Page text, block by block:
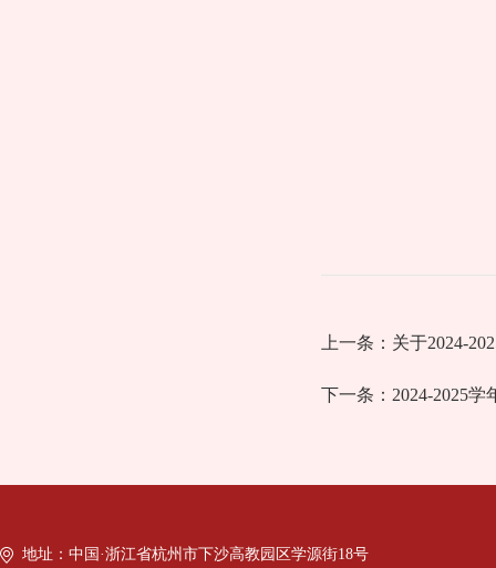
上一条： 关于2024-
下一条： 2024-2025
地址：中国·浙江省杭州市下沙高教园区学源街18号